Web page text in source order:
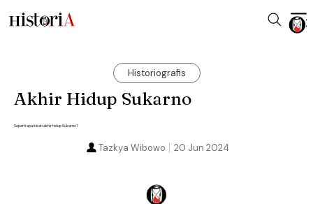
Historiografis
Akhir Hidup Sukarno
Seperti apa kisah akhir hidup Sukarno?
20 Jun 2024
Tazkya Wibowo